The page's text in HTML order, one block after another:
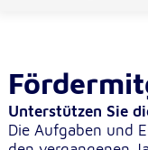
Unterstützen Sie
Die Aufgaben und
Name: